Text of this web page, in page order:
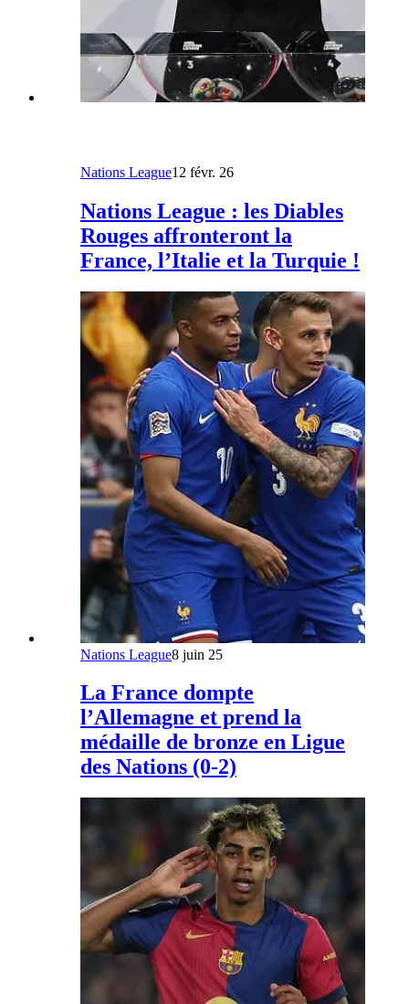
Nations League12 févr. 26
Nations League : les Diables
Rouges affronteront la
France, l’Italie et la Turquie !
Nations League8 juin 25
La France dompte
l’Allemagne et prend la
médaille de bronze en Ligue
des Nations (0-2)